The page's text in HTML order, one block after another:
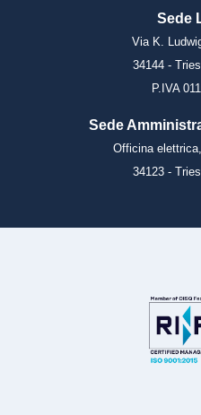
Sede
Via K.
34144 -
P.IVA
Sede
Officina
34123 -